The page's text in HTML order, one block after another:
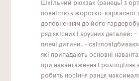
Шкільний рюкзак (ранець) з
повністю з жорстко-каркасної
доповненням до його
ряд якісних і зручних деталей:
плечі дитини. -
які припадають основні
при навантаження і
робить носіння ранця